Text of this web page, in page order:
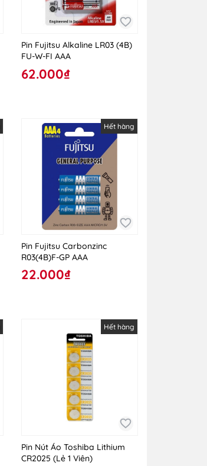
Pin Fujitsu Alkaline LR03 (4B)
FU-W-FI AAA
62.000₫
Hết hàng
Pin Fujitsu Carbonzinc
R03(4B)F-GP AAA
22.000₫
Hết hàng
Pin Nút Áo Toshiba Lithium
CR2025 (Lẻ 1 Viên)